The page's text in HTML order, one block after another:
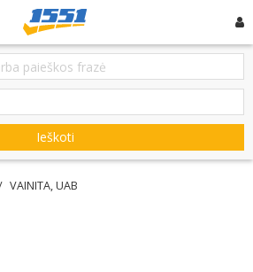
Ieškoti
VAINITA, UAB